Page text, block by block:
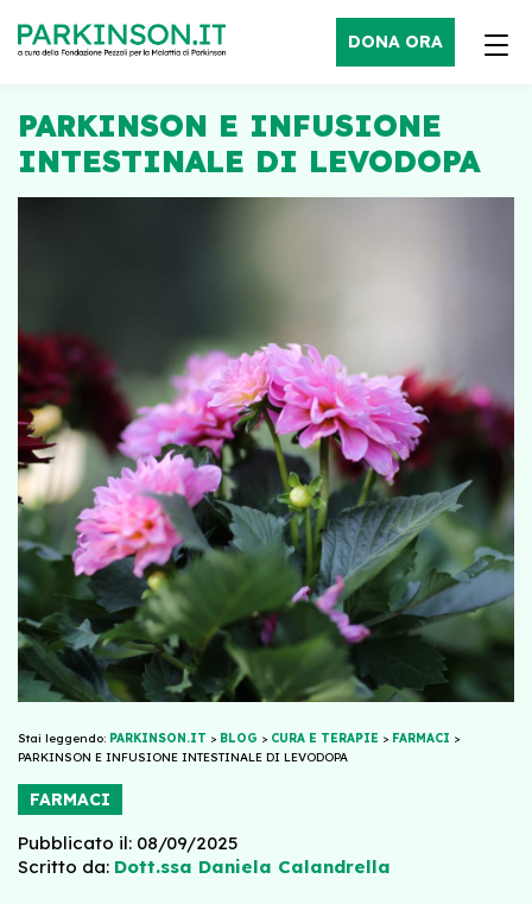
DONA ORA
PARKINSON E INFUSIONE
INTESTINALE DI LEVODOPA
Stai leggendo: PARKINSON.IT > BLOG > CURA E TERAPIE > FARMACI >
PARKINSON E INFUSIONE INTESTINALE DI LEVODOPA
FARMACI
Pubblicato il: 08/09/2025
Scritto da: Dott.ssa Daniela Calandrella